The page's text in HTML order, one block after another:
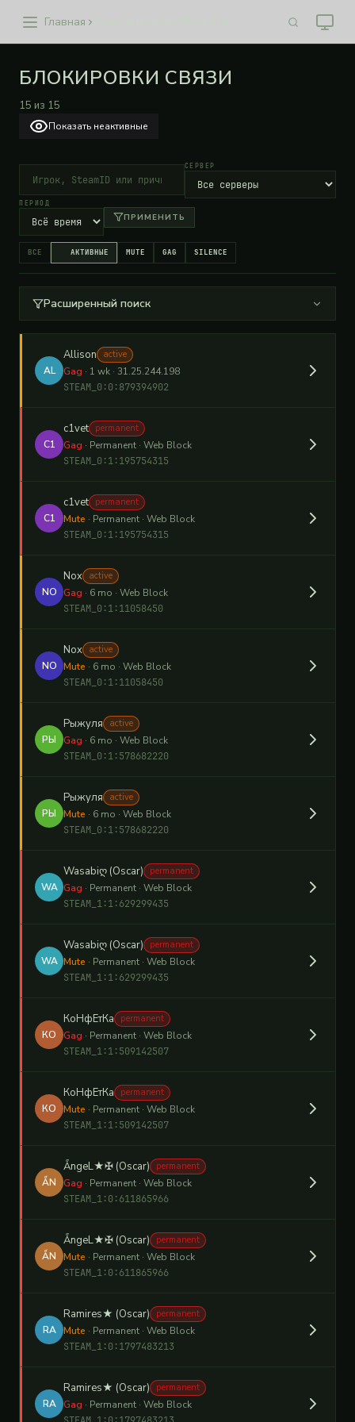
Главная
БЛОКИРОВКИ СВЯЗИ
15 из 15
Показать неактивные
СЕРВЕР
ПЕРИОД
ПРИМЕНИТЬ
ВСЕ АКТИВНЫЕ MUTE GAG SILENCE
Расширенный поиск
AL
Allison active
Gag · 1 wk · 31.25.244.198
STEAM_0:0:879394902
C1
c1vet permanent
Gag · Permanent · Web Block
STEAM_0:1:195754315
C1
c1vet permanent
Mute · Permanent · Web Block
STEAM_0:1:195754315
NO
Nox active
Gag · 6 mo · Web Block
STEAM_0:1:11058450
NO
Nox active
Mute · 6 mo · Web Block
STEAM_0:1:11058450
РЫ
Рыжуля active
Gag · 6 mo · Web Block
STEAM_0:1:578682220
РЫ
Рыжуля active
Mute · 6 mo · Web Block
STEAM_0:1:578682220
WA
Wasabiღ (Oscar) permanent
Gag · Permanent · Web Block
STEAM_1:1:629299435
WA
Wasabiღ (Oscar) permanent
Mute · Permanent · Web Block
STEAM_1:1:629299435
КО
КоНфЕтКа permanent
Gag · Permanent · Web Block
STEAM_1:1:509142507
КО
КоНфЕтКа permanent
Mute · Permanent · Web Block
STEAM_1:1:509142507
ǺN
ǺngeL★✠ (Oscar) permanent
Gag · Permanent · Web Block
STEAM_1:0:611865966
ǺN
ǺngeL★✠ (Oscar) permanent
Mute · Permanent · Web Block
STEAM_1:0:611865966
RA
Ramires★ (Oscar) permanent
Mute · Permanent · Web Block
STEAM_1:0:1797483213
RA
Ramires★ (Oscar) permanent
Gag · Permanent · Web Block